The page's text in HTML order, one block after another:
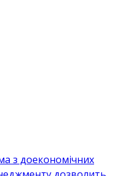
з доекономічних